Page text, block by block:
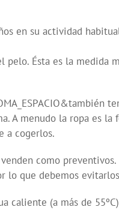
en su actividad
pelo. Ésta es la medida
A menudo la ropa es la
a cogerlos.
como
lo que debemos
caliente (a más de